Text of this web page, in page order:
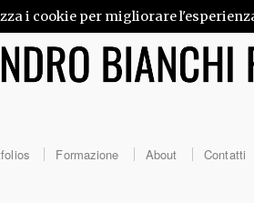
Formazione About Contatti
i cookie per migliorare